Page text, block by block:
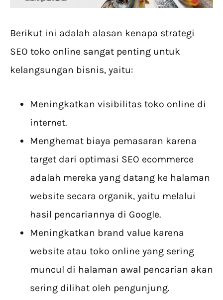
Berikut ini adalah alasan kenapa strategi
SEO toko online sangat penting untuk
kelangsungan bisnis, yaitu:
Meningkatkan visibilitas toko online di
internet.
Menghemat biaya pemasaran karena
target dari optimasi SEO ecommerce
adalah mereka yang datang ke halaman
website secara organik, yaitu melalui
hasil pencariannya di Google.
Meningkatkan brand value karena
website atau toko online yang sering
muncul di halaman awal pencarian akan
sering dilihat oleh pengunjung.